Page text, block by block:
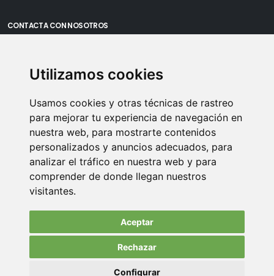
Utilizamos cookies
Usamos cookies y otras técnicas de rastreo
para mejorar tu experiencia de navegación en
nuestra web, para mostrarte contenidos
personalizados y anuncios adecuados, para
analizar el tráfico en nuestra web y para
comprender de donde llegan nuestros
visitantes.
Aceptar
Rechazar
Configurar
CONTACTA CON NOSOTROS
Oficina Vitoria: Boulevard de Salburua 8, planta 3, 01002 - Vitoria-
Email:info@memoriasusb.com
© Copyright 2022. All Rights Reserved.